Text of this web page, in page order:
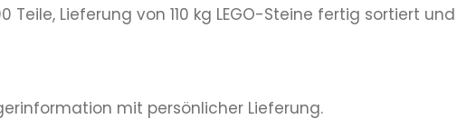
Lieferung von 110 kg LEGO-Steine fertig sortiert und
mit persönlicher Lieferung.